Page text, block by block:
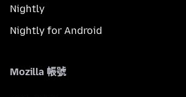
Nightly
Nightly for Android
Mozilla 帳號